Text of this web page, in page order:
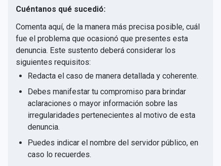
Cuéntanos qué sucedió:
Comenta aquí, de la manera más precisa posible, cuál
fue el problema que ocasionó que presentes esta
denuncia. Este sustento deberá considerar los
siguientes requisitos:
Redacta el caso de manera detallada y coherente.
Debes manifestar tu compromiso para brindar
aclaraciones o mayor información sobre las
irregularidades pertenecientes al motivo de esta
denuncia.
Puedes indicar el nombre del servidor público, en
caso lo recuerdes.